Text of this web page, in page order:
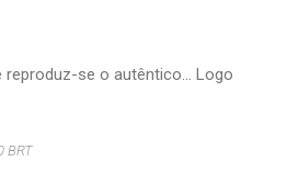
se o autêntico... Logo
BRT